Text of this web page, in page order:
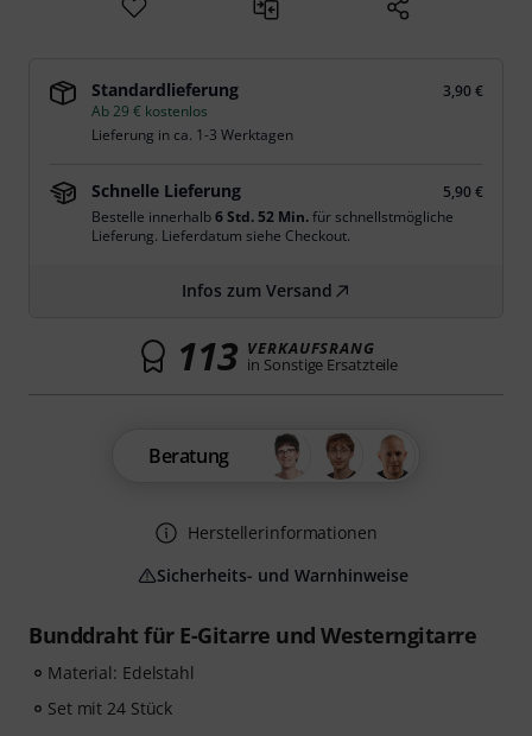
Bunddraht für E-Gitarre und Westerngitarre
Material: Edelstahl
Set mit 24 Stück
Standardlieferung
3,90 €
Ab 29 € kostenlos
Lieferung in ca. 1-3 Werktagen
Schnelle Lieferung
5,90 €
Bestelle innerhalb6 Std. 52 Min.für schnellstmögliche
Lieferung. Lieferdatum siehe Checkout.
Infos zum Versand
113 VERKAUFSRANG
in Sonstige Ersatzteile
Beratung
Herstellerinformationen
Sicherheits- und Warnhinweise